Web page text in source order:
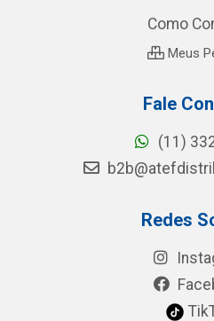
Como
Meus
Fale
(11)
Redes